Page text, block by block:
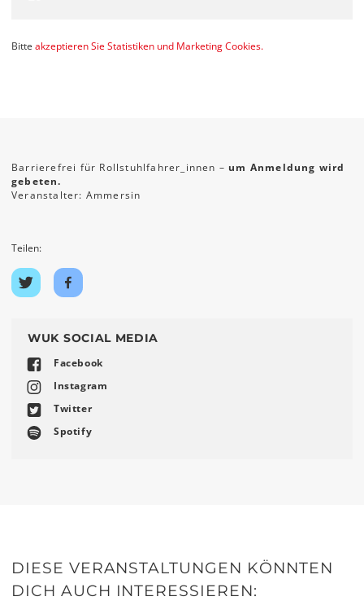
Bitte akzeptieren Sie Statistiken und Marketing Cookies.
Barrierefrei für Rollstuhlfahrer_innen – um Anmeldung wird
gebeten.
Veranstalter: Ammersin
Teilen:
Auf
Twitter
Auf
Facebook
WUK SOCIAL MEDIA
Facebook
Instagram
Twitter
Spotify
DIESE VERANSTALTUNGEN KÖNNTEN
DICH AUCH INTERESSIEREN: